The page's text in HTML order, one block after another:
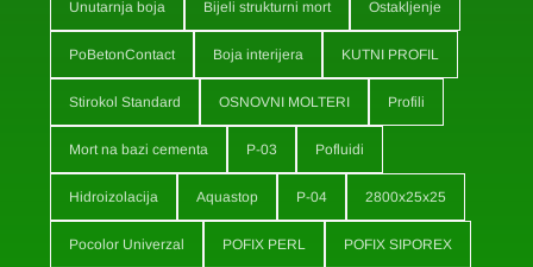
Unutarnja boja Bijeli strukturni mort Ostakljenje
PoBetonContact Boja interijera KUTNI PROFIL
Stirokol Standard OSNOVNI MOLTERI Profili
Mort na bazi cementa P-03 Pofluidi
Hidroizolacija Aquastop P-04 2800x25x25
Pocolor Univerzal POFIX PERL POFIX SIPOREX